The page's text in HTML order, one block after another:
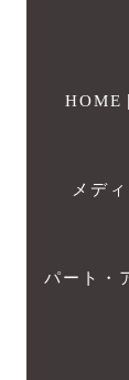
HOME |
メデ
パート・